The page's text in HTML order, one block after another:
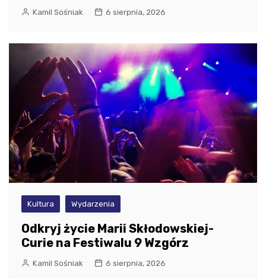
Kamil Sośniak 6 sierpnia, 2026
Kultura Wydarzenia
Odkryj życie Marii Skłodowskiej-
Curie na Festiwalu 9 Wzgórz
Kamil Sośniak 6 sierpnia, 2026